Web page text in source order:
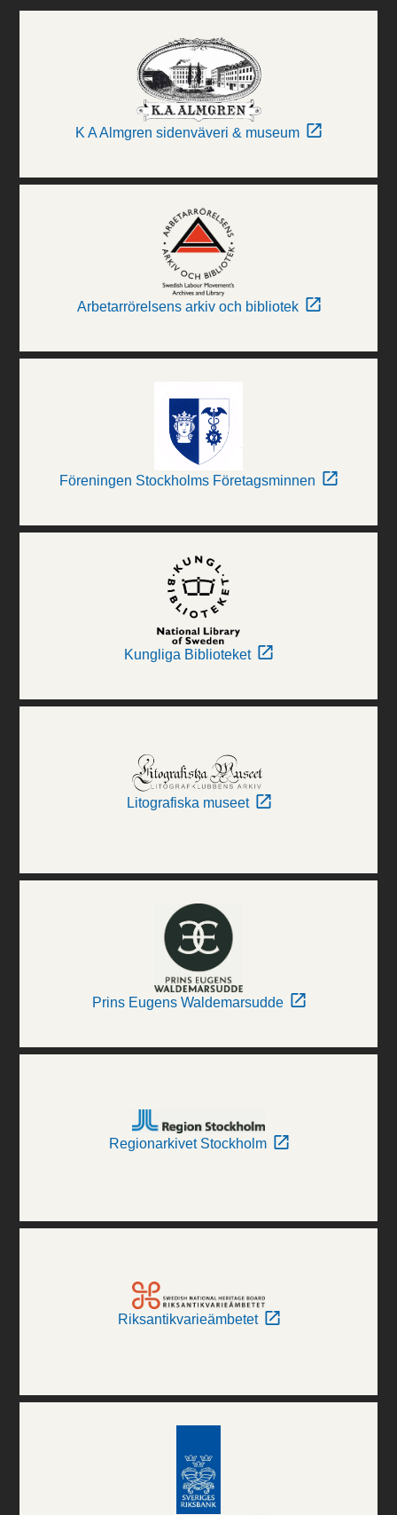
K A Almgren sidenväveri & museum
Arbetarrörelsens arkiv och bibliotek
Föreningen Stockholms Företagsminnen
Kungliga Biblioteket
Litografiska museet
Prins Eugens Waldemarsudde
Regionarkivet Stockholm
Riksantikvarieämbetet